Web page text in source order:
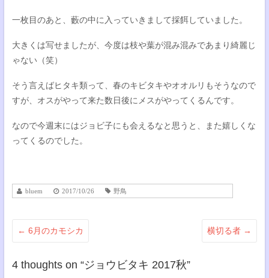
一枚目のあと、藪の中に入っていきまして採餌していました。
大きくは写せましたが、今度は枝や葉が混み混みであまり綺麗じ
ゃない（笑）
そう言えばヒタキ類って、春のキビタキやオオルリもそうなので
すが、オスがやって来た数日後にメスがやってくるんです。
なので今週末にはジョビ子にも会えるなと思うと、また嬉しくな
ってくるのでした。
bluem 2017/10/26 野鳥
← 6月のカモシカ 横切る者 →
4 thoughts on “ジョウビタキ 2017秋”